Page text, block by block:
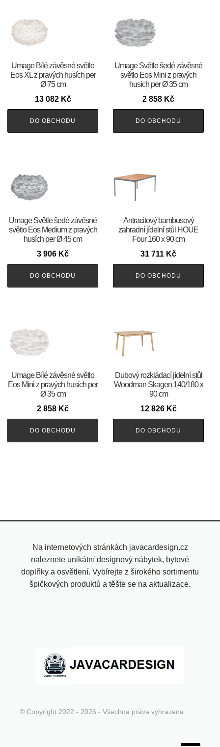
Umage Bílé závěsné světlo
Eos XL z pravých husích per
Ø 75 cm
13 082 Kč
DO OBCHODU
Umage Světle šedé závěsné
světlo Eos Mini z pravých
husích per Ø 35 cm
2 858 Kč
DO OBCHODU
Umage Světle šedé závěsné
světlo Eos Medium z pravých
husích per Ø 45 cm
3 906 Kč
DO OBCHODU
Antracitový bambusový
zahradní jídelní stůl HOUE
Four 160 x 90 cm
31 711 Kč
DO OBCHODU
Umage Bílé závěsné světlo
Eos Mini z pravých husích per
Ø 35 cm
2 858 Kč
DO OBCHODU
Dubový rozkládací jídelní stůl
Woodman Skagen 140/180 x
90 cm
12 826 Kč
DO OBCHODU
Na internetových stránkách javacardesign.cz
naleznete unikátní designový nábytek, bytové
doplňky a osvětlení. Vybírejte z širokého sortimentu
špičkových produktů a těšte se na aktualizace.
© Copyright 2022 - 2026 - Všechna práva vyhrazena